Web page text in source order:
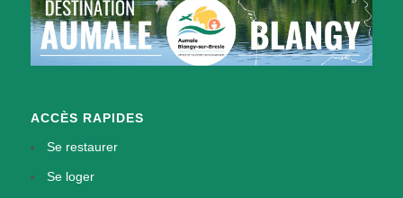
ACCÈS RAPIDES
Se restaurer
Se loger